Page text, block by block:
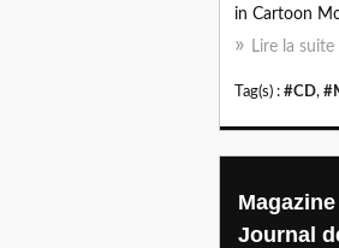
in Cartoon
Lire la suite
Tag(s) : #CD,
Journal